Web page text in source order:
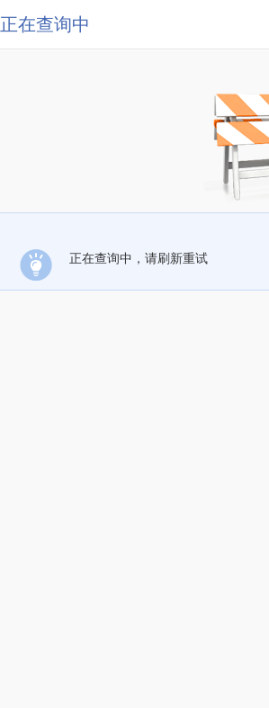
正在查询中
正在查询中，请刷新重试